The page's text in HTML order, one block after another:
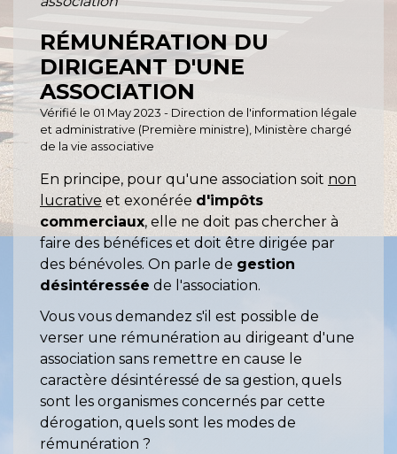
RÉMUNÉRATION DU
DIRIGEANT D'UNE
ASSOCIATION
Vérifié le 01 May 2023 - Direction de l'information légale
et administrative (Première ministre), Ministère chargé
de la vie associative
En principe, pour qu'une association soit non
lucrative et exonérée d'impôts
commerciaux, elle ne doit pas chercher à
faire des bénéfices et doit être dirigée par
des bénévoles. On parle de gestion
désintéressée de l'association.
Vous vous demandez s'il est possible de
verser une rémunération au dirigeant d'une
association sans remettre en cause le
caractère désintéressé de sa gestion, quels
sont les organismes concernés par cette
dérogation, quels sont les modes de
rémunération ?